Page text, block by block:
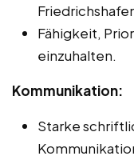
Fähigkeit,
einzuhalten.
Kommunikation:
Starke